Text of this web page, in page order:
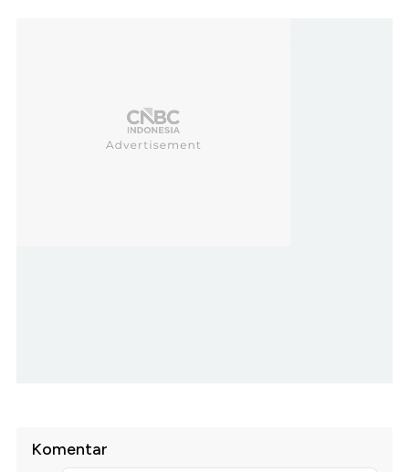
Komentar